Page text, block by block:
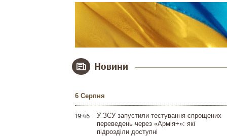
Новини
6 Серпня
19:46
У ЗСУ запустили тестування спрощених
переведень через «Армія+»: які
підрозділи доступні